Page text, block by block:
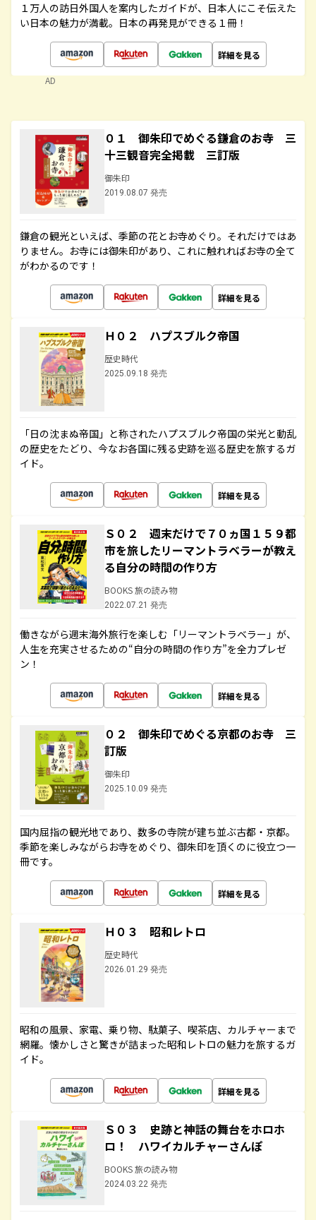
１万人の訪日外国人を案内したガイドが、日本人にこそ伝えた
い日本の魅力が満載。日本の再発見ができる１冊！
詳細を見る
AD
０１ 御朱印でめぐる鎌倉のお寺 三
十三観音完全掲載 三訂版
御朱印
2019.08.07 発売
鎌倉の観光といえば、季節の花とお寺めぐり。それだけではあ
りません。お寺には御朱印があり、これに触れればお寺の全て
がわかるのです！
詳細を見る
Ｈ０２ ハプスブルク帝国
歴史時代
2025.09.18 発売
「日の沈まぬ帝国」と称されたハプスブルク帝国の栄光と動乱
の歴史をたどり、今なお各国に残る史跡を巡る歴史を旅するガ
イド。
詳細を見る
Ｓ０２ 週末だけで７０ヵ国１５９都
市を旅したリーマントラベラーが教え
る自分の時間の作り方
BOOKS 旅の読み物
2022.07.21 発売
働きながら週末海外旅行を楽しむ「リーマントラベラー」が、
人生を充実させるための“自分の時間の作り方”を全力プレゼ
ン！
詳細を見る
０２ 御朱印でめぐる京都のお寺 三
訂版
御朱印
2025.10.09 発売
国内屈指の観光地であり、数多の寺院が建ち並ぶ古都・京都。
季節を楽しみながらお寺をめぐり、御朱印を頂くのに役立つ一
冊です。
詳細を見る
Ｈ０３ 昭和レトロ
歴史時代
2026.01.29 発売
昭和の風景、家電、乗り物、駄菓子、喫茶店、カルチャーまで
網羅。懐かしさと驚きが詰まった昭和レトロの魅力を旅するガ
イド。
詳細を見る
Ｓ０３ 史跡と神話の舞台をホロホ
ロ！ ハワイカルチャーさんぽ
BOOKS 旅の読み物
2024.03.22 発売